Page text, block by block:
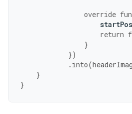
override fun
return
}
})
. into(
}
}